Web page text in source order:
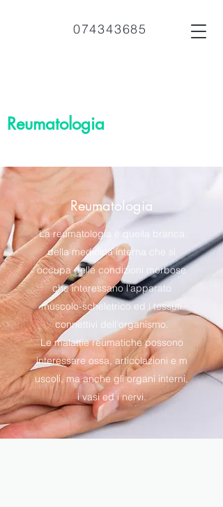
074343685
Reumatologia
Reumatologia
La reumatologia è quella branca
della medicina interna che si
occupa delle condizioni morbose
che interessano l'apparato
muscolo-scheletrico ed i tessuti
connettivi dell'organismo.
Le malattie reumatiche possono
interessare ossa, articolazioni e m
uscoli, ma anche gli organi interni,
i vasi ed i nervi.